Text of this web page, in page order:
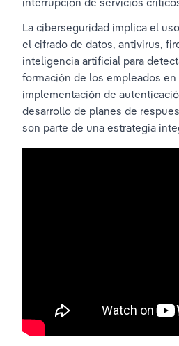
La ciberseguridad implica el
el cifrado de datos, antivirus,
inteligencia artificial para
formación de los empleados
implementación de
desarrollo de planes de
son parte de una estrategia